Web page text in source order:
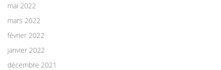
mai 2022
mars 2022
février 2022
janvier 2022
décembre 2021